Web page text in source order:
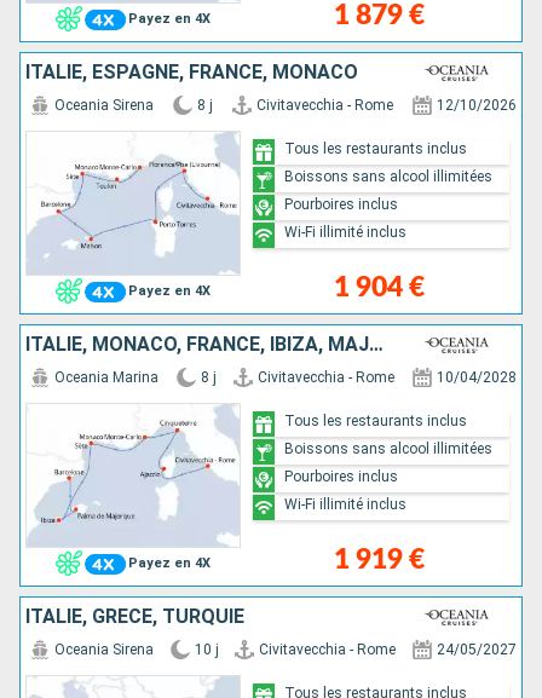
Payez en 4X 1 879 €
ITALIE, ESPAGNE, FRANCE, MONACO
Payez en 4X
Oceania Sirena 8 j Civitavecchia - Rome 12/10/2026
1 904 €
Tous les restaurants inclus
Boissons sans alcool illimitées
Pourboires inclus
Wi-Fi illimité inclus
ITALIE, MONACO, FRANCE, IBIZA, MAJORQUE, ESPAGNE
Payez en 4X
Oceania Marina 8 j Civitavecchia - Rome 10/04/2028
1 919 €
Tous les restaurants inclus
Boissons sans alcool illimitées
Pourboires inclus
Wi-Fi illimité inclus
ITALIE, GRÈCE, TURQUIE
Oceania Sirena 10 j Civitavecchia - Rome 24/05/2027
Tous les restaurants inclus